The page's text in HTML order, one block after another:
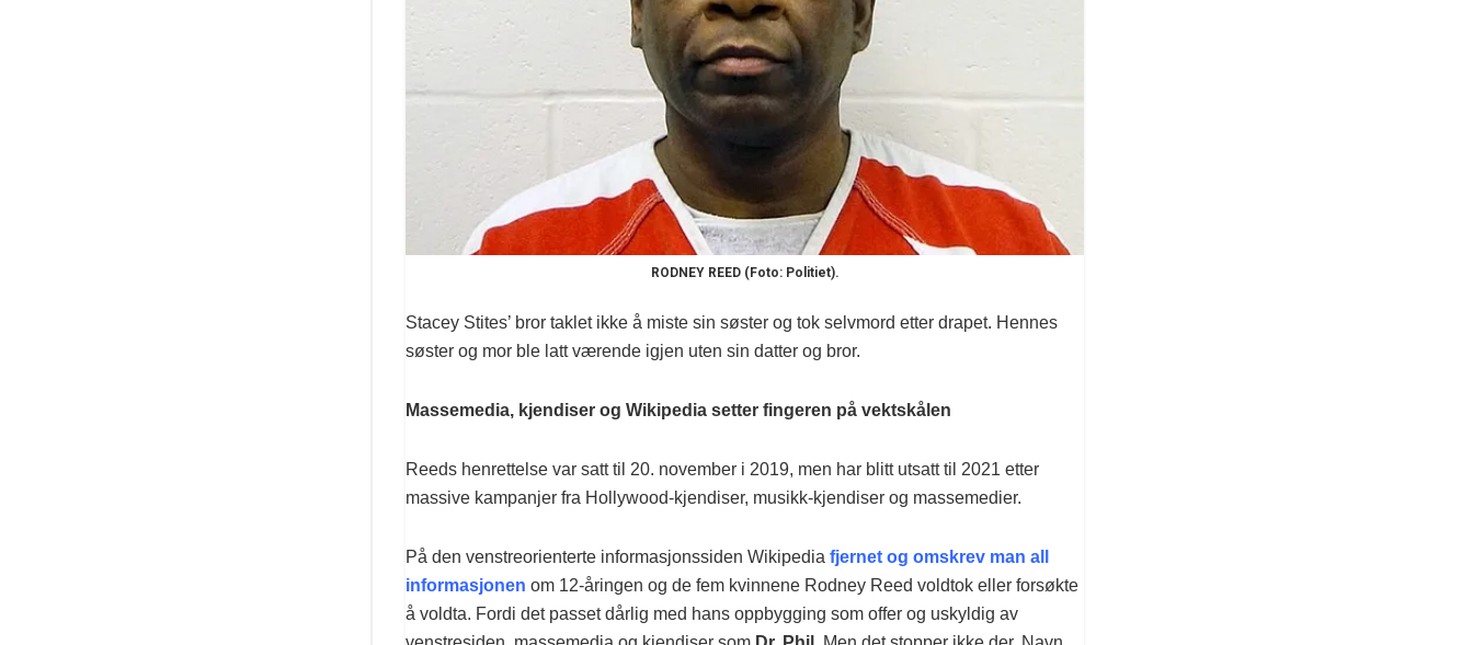
RODNEY REED (Foto: Politiet).
Stacey Stites’ bror taklet ikke å miste sin søster og tok selvmord etter drapet. Hennes
søster og mor ble latt værende igjen uten sin datter og bror.
Massemedia, kjendiser og Wikipedia setter fingeren på vektskålen
Reeds henrettelse var satt til 20. november i 2019, men har blitt utsatt til 2021 etter
massive kampanjer fra Hollywood-kjendiser, musikk-kjendiser og massemedier.
På den venstreorienterte informasjonssiden Wikipedia fjernet og omskrev man all
informasjonen om 12-åringen og de fem kvinnene Rodney Reed voldtok eller forsøkte
å voldta. Fordi det passet dårlig med hans oppbygging som offer og uskyldig av